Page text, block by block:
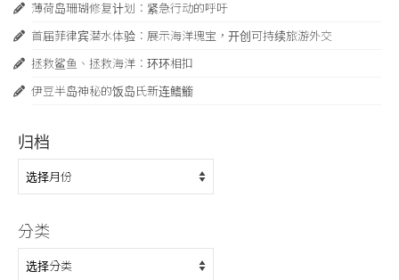
薄荷岛珊瑚修复计划：紧急行动的呼吁
首届菲律宾潜水体验：展示海洋瑰宝，开创可持续旅游外交
拯救鲨鱼、拯救海洋：环环相扣
伊豆半岛神秘的饭岛氏新连鳍䲗
归档
归
档
分类
分
类